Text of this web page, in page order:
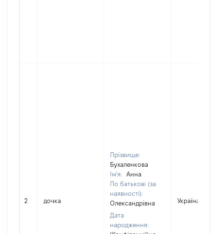
2 дочка
Прізвище:
Бухаленкова
Ім'я:
Анна
По батькові (за
наявності):
Олександрівна
Дата
народження:
Україна